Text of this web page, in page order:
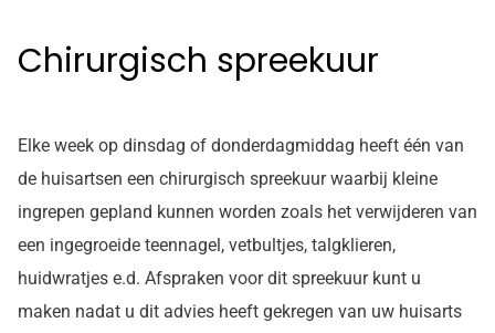
Chirurgisch spreekuur
Elke week op dinsdag of donderdagmiddag heeft één van
de huisartsen een chirurgisch spreekuur waarbij kleine
ingrepen gepland kunnen worden zoals het verwijderen van
een ingegroeide teennagel, vetbultjes, talgklieren,
huidwratjes e.d. Afspraken voor dit spreekuur kunt u
maken nadat u dit advies heeft gekregen van uw huisarts